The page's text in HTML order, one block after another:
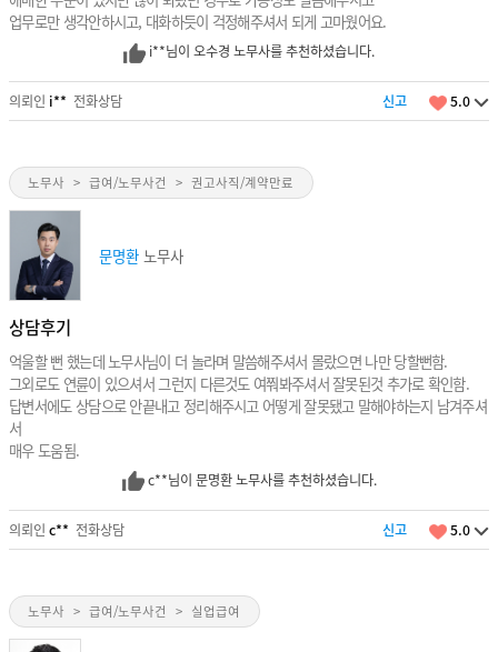
업무로만 생각안하시고, 대화하듯이 걱정해주셔서 되게 고마웠어요.
i**님이 오수경 노무사를 추천하셨습니다.
의뢰인 i** 전화상담 신고 5.0
노무사 > 급여/노무사건 > 권고사직/계약만료
문명환 노무사
상담후기
억울할 뻔 했는데 노무사님이 더 놀라며 말씀해주셔서 몰랐으면 나만 당할뻔함.
그외로도 연륜이 있으셔서 그런지 다른것도 여쭤봐주셔서 잘못된것 추가로 확인함.
답변서에도 상담으로 안끝내고 정리해주시고 어떻게 잘못됐고 말해야하는지 남겨주셔
서
매우 도움됨.
c**님이 문명환 노무사를 추천하셨습니다.
의뢰인c** 전화상담 신고 5.0
노무사 > 급여/노무사건 > 실업급여